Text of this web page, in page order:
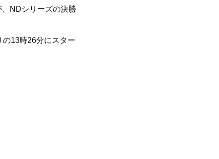
NDシリーズの決勝
13時26分にスター